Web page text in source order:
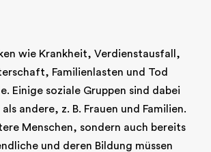
wie Krankheit, Verdienstausfall,
Familienlasten und Tod
Einige soziale Gruppen sind dabei
andere, z. B. Frauen und Familien.
Menschen, sondern auch bereits
und deren Bildung müssen